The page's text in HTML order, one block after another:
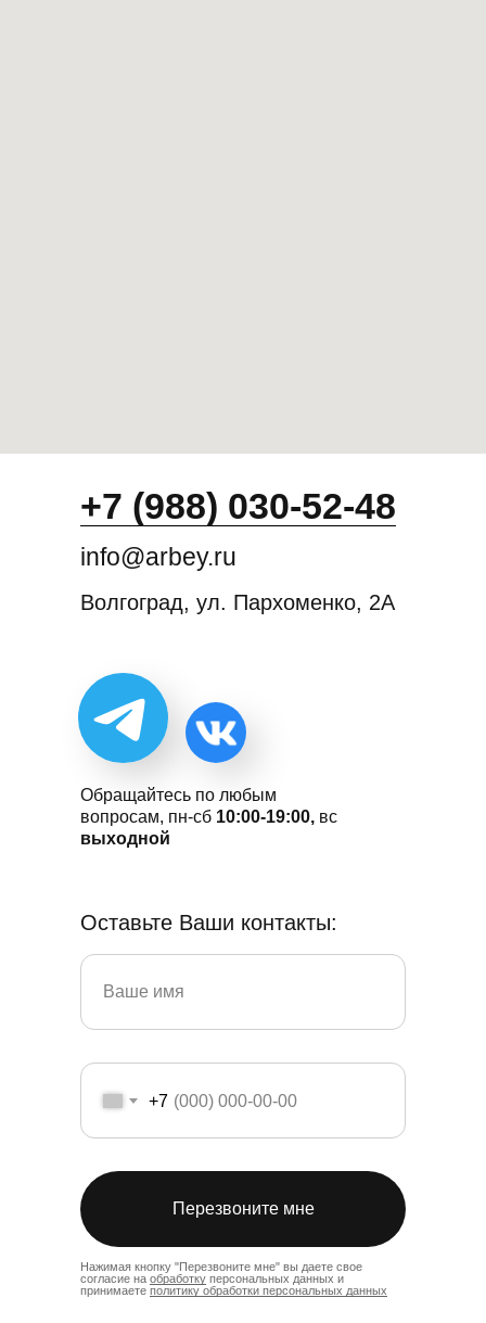
+7
Перезвоните мне
Оставьте Ваши контакты:
+7 (988) 030-52-48
Нажимая кнопку "Перезвоните мне" вы даете свое
согласие на обработку персональных данных и
принимаете политику обработки персональных данных
info@arbey.ru
Обращайтесь по любым
вопросам, пн-сб 10:00-19:00, вс
выходной
Волгоград, ул. Пархоменко, 2А